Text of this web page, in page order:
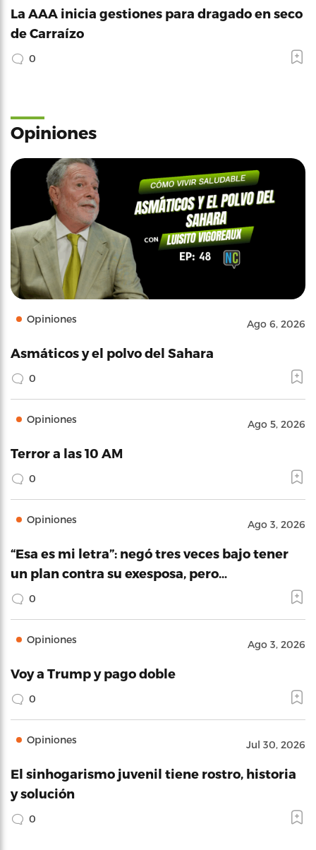
La AAA inicia gestiones para dragado en seco
de Carraízo
0
Opiniones
Opiniones Ago 6, 2026
Asmáticos y el polvo del Sahara
0
Opiniones Ago 5, 2026
Terror a las 10 AM
0
Opiniones Ago 3, 2026
“Esa es mi letra”: negó tres veces bajo tener
un plan contra su exesposa, pero…
0
Opiniones Ago 3, 2026
Voy a Trump y pago doble
0
Opiniones Jul 30, 2026
El sinhogarismo juvenil tiene rostro, historia
y solución
0